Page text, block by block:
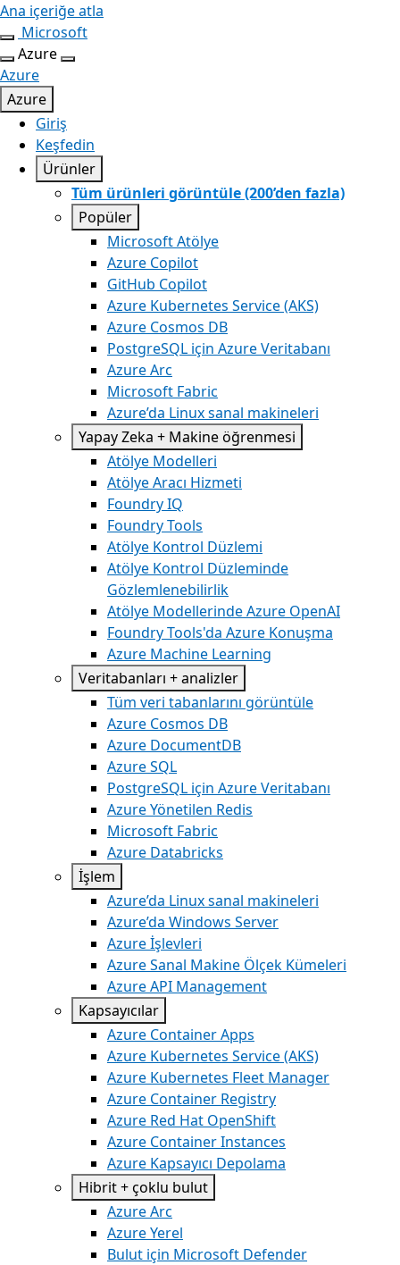
Ana içeriğe atla
Microsoft
Azure
Azure
Azure
Giriş
Keşfedin
Ürünler
Tüm ürünleri görüntüle (200’den fazla)
Popüler
Microsoft Atölye
Azure Copilot
GitHub Copilot
Azure Kubernetes Service (AKS)
Azure Cosmos DB
PostgreSQL için Azure Veritabanı
Azure Arc​
Microsoft Fabric
Azure’da Linux sanal makineleri
Yapay Zeka + Makine öğrenmesi
Atölye Modelleri
Atölye Aracı Hizmeti
Foundry IQ
Foundry Tools
Atölye Kontrol Düzlemi
Atölye Kontrol Düzleminde
Gözlemlenebilirlik
Atölye Modellerinde Azure OpenAI
Foundry Tools'da Azure Konuşma
Azure Machine Learning
Veritabanları + analizler
Tüm veri tabanlarını görüntüle
Azure Cosmos DB
Azure DocumentDB
Azure SQL
PostgreSQL için Azure Veritabanı
Azure Yönetilen Redis
Microsoft Fabric
Azure Databricks
İşlem
Azure’da Linux sanal makineleri
Azure’da Windows Server
Azure İşlevleri
Azure Sanal Makine Ölçek Kümeleri
Azure API Management
Kapsayıcılar
Azure Container Apps
Azure Kubernetes Service (AKS)
Azure Kubernetes Fleet Manager
Azure Container Registry
Azure Red Hat OpenShift
Azure Container Instances
Azure Kapsayıcı Depolama
Hibrit + çoklu bulut
Azure Arc​
Azure Yerel
Bulut için Microsoft Defender